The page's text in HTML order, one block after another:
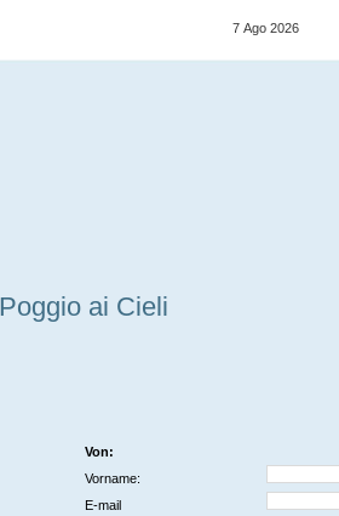
7 Ago 2026
ai Cieli
Von:
Vorname:
E-mail